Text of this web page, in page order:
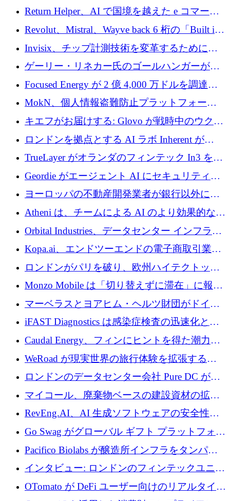
そしてベルリンのチップスタートアップがそ
れを埋める
Return Helper、AI で国境を越えた e コマース
の返品を利益に変えるシリーズ A で 400 万ド
ルを調達
Revolut、Mistral、Wayve back 6 桁の「Built in
Europe」キャンペーン
Invisix、チップ計測技術を変革するために
2,000 万ユーロのシードラウンドを完了
ゲーリー・リネカー氏のゴールハンガーがVC
事業を開始
Focused Energy が 2 億 4,000 万ドルを調達、
TrueLayer が In3 を買収、ロンドンが首位の座
を奪還
MokN、個人情報盗難防止プラットフォーム
の成長のためにシリーズ A で 1,500 万ドルを
調達
キエフがお届けする: Glovo が戦時中のウクラ
イナで最も急速に成長する市場の 1 つをどの
ように拡大したか
ロンドンを拠点とする AI ラボ Inherent が
5,000 万ドルの資金調達でステルスから浮上
TrueLayer がオランダのフィンテック In3 を買
収、チェックアウト時にクレジットを提供
Geordie がエージェント AI にセキュリティと
ガバナンスをもたらすために 3,000 万ドルを
ヨーロッパの不動産開発業者が銀行以外にも
目を向けているため、InRentoの資金調達額は
1億ユーロを突破
Atheni は、チームによる AI のより効果的な使
用を支援するために 35 万ポンドを確保
Orbital Industries、データセンター インフラス
トラクチャ システムの拡張に 5,000 万ドルを
確保
Kopa.ai、エンドツーエンドの電子商取引業務
用の AI エージェントを構築するために 200
万ユーロを調達
ロンドンがパリを破り、欧州ハイテクトップ
の座を奪還
Monzo Mobile は「切り替えずに滞在」に報酬
を与える
マーベラスとヨアヒム・ヘルツ財団がドイツ
の商業化ギャップを埋めるために2,000万ユー
ロのディープテック基金を立ち上げる
iFAST Diagnostics は感染症検査の迅速化と抗
菌薬耐性への取り組みに 500 万ポンドを寄付
Caudal Energy、フィンにヒントを得た潮力発
電技術の規模拡大に向けて 430 万ポンドを調
WeRoad が現実世界の旅行体験を拡張するた
めに 5,800 万ドルを獲得
ロンドンのデータセンター会社 Pure DC が欧
州と中東の拡張に 27 億ドルを確保
マイコール、廃棄物ベースの建設資材の拡大
に400万ポンドを投資
RevEng.AI、AI 生成ソフトウェアの安全性を
確保するために 1,500 万ドルを調達
Go Swag がグローバル ギフト プラットフォー
ムを拡大するために 500 万ドルを調達
Pacifico Biolabs が醸造所インフラをタンパク
質生産に転換するために 700 万ユーロを調達
インタビュー: ロンドンのフィンテックユニコ
ーン Tide の CEO、オリバー・プリル氏
OTomato が DeFi ユーザー向けのリアルタイム